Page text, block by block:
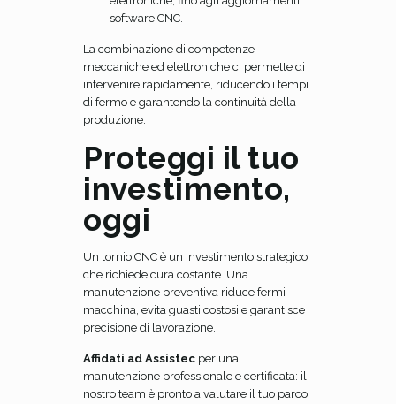
software CNC.
La combinazione di competenze
meccaniche ed elettroniche ci permette di
intervenire rapidamente, riducendo i tempi
di fermo e garantendo la continuità della
produzione.
Proteggi il tuo
investimento,
oggi
Un tornio CNC è un investimento strategico
che richiede cura costante. Una
manutenzione preventiva riduce fermi
macchina, evita guasti costosi e garantisce
precisione di lavorazione.
Affidati ad Assistec per una
manutenzione professionale e certificata: il
nostro team è pronto a valutare il tuo parco